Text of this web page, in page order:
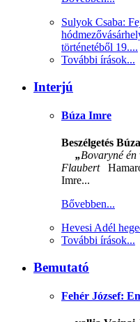
Sulyok Csaba:
történetéből 19....
További írások...
Interjú
Búza Imre
Beszélgetés
„Bovaryné
Flaubert
Imre...
Bővebben...
Hevesi Adél
További írások...
Bemutató
Fehér József: